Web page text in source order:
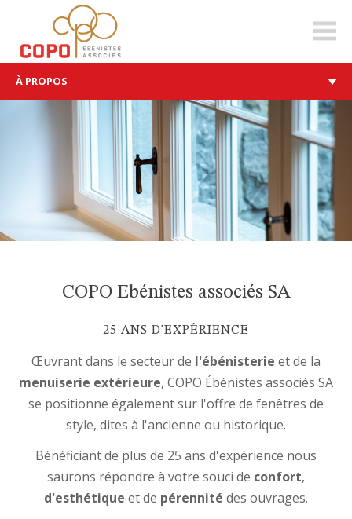
À PROPOS
COPO Ebénistes associés SA
25 ANS D'EXPÉRIENCE
Œuvrant dans le secteur de l'ébénisterie et de la
menuiserie extérieure, COPO Ébénistes associés SA
se positionne également sur l'offre de fenêtres de
style, dites à l'ancienne ou historique.
Bénéficiant de plus de 25 ans d'expérience nous
saurons répondre à votre souci de confort,
d'esthétique et de pérennité des ouvrages.